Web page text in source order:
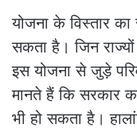
योजना के विस्तार
सकता है। जिन
इस योजना से जुड़े
मानते हैं कि सरकार
भी हो सकता है।